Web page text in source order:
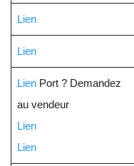
Lien
Lien
LienPort ? Demandez
au vendeur
Lien
Lien